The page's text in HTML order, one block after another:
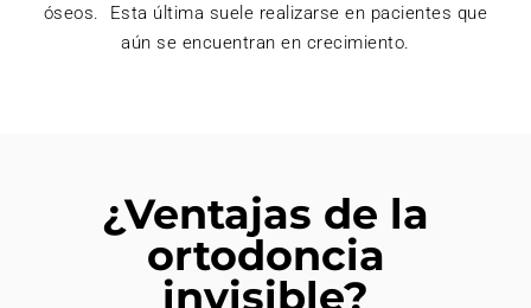
óseos. Esta última suele realizarse en pacientes que
aún se encuentran en crecimiento.
¿Ventajas de la
ortodoncia
invisible?